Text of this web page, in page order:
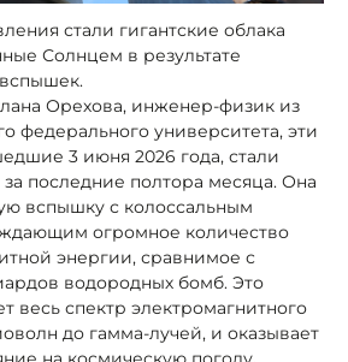
стали гигантские облака
Солнцем в результате
Орехова, инженер-физик из
федерального университета, эти
3 июня 2026 года, стали
последние полтора месяца. Она
вспышку с колоссальным
огромное количество
энергии, сравнимое с
водородных бомб. Это
весь спектр электромагнитного
до гамма-лучей, и оказывает